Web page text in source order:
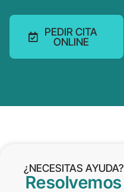
PEDIR CITA
ONLINE
¿NECESITAS AYUDA?
Resolvemos